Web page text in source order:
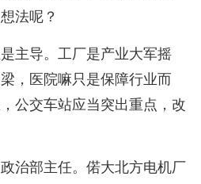
法呢？
主导。工厂是产业大军摇
，医院嘛只是保障行业而
公交车站应当突出重点，改
治部主任。偌大北方电机厂